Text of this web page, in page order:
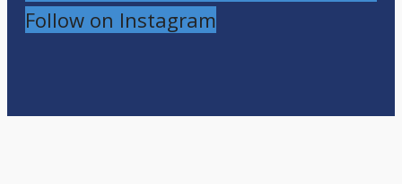
Follow on Instagram